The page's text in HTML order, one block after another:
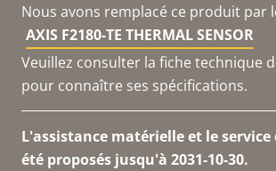
Nous avons remplacé ce produit par
AXIS F2180-TE THERMAL SENSOR
Veuillez consulter la fiche technique
pour connaître ses spécifications.
L'assistance matérielle et le service
été proposés jusqu'à 2031-10-30.